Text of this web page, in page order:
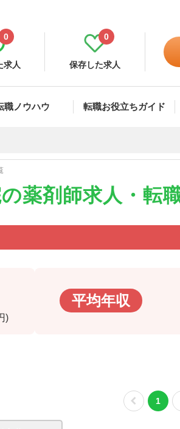
求人
0
保存した求人
0
職ノウハウ 転職お役立ちガイド
薬剤師求人・転
)
平均年収
1